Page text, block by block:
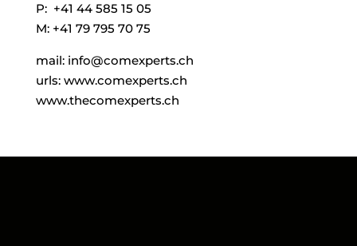
P: +41 44 585 15 05
M: +41 79 795 70 75
mail: info@comexperts.ch
urls: www.comexperts.ch
www.thecomexperts.ch